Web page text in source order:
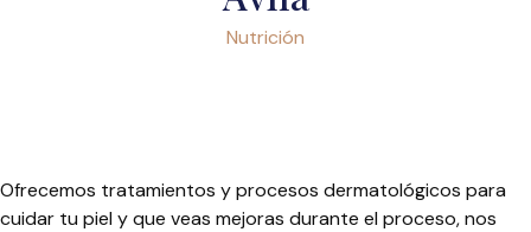
Nutrición
Ofrecemos tratamientos y procesos dermatológicos para
cuidar tu piel y que veas mejoras durante el proceso, nos